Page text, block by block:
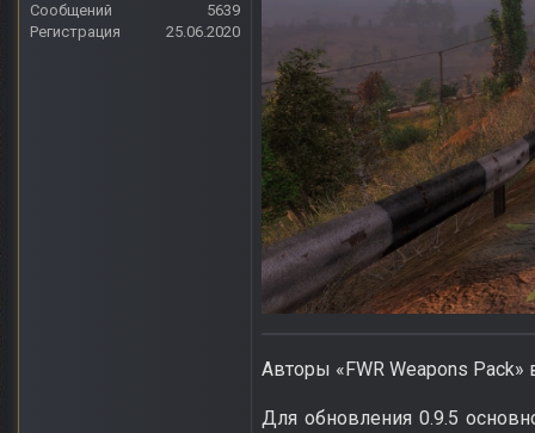
Сообщений
5639
Регистрация
25.06.2020
Авторы «FWR Weapons
Для обновления 0.9.5